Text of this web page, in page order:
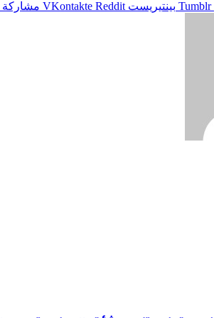
بينتيريست مشاركة